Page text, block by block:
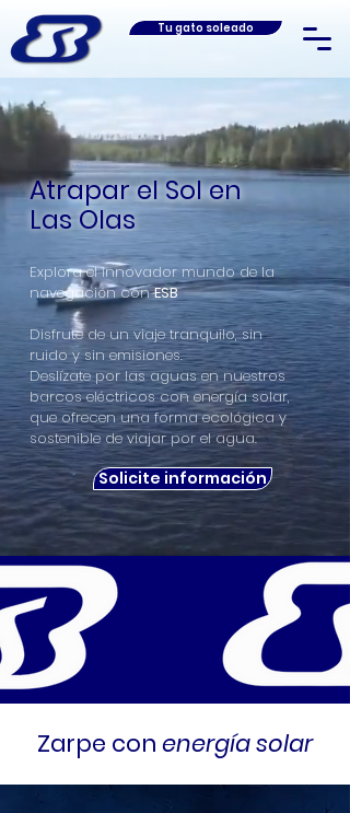
Tu gato soleado
Atrapar el Sol en
Las Olas
Explora el innovador mundo de la
navegación conESB
Disfrute de un viaje tranquilo, sin
ruido y sin emisiones.
Deslízate por las aguas en nuestros
barcos eléctricos con energía solar,
que ofrecen una forma ecológica y
sostenible de viajar por el agua.
Solicite información
Zarpe con energía solar